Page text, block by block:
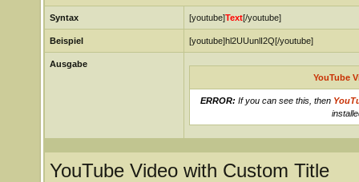
Syntax [youtube]Text[/youtube]
Beispiel [youtube]hl2UUunlI2Q[/youtube]
Ausgabe
YouTube
ERROR: If you can see this, then
YouTube Video with Custom Title